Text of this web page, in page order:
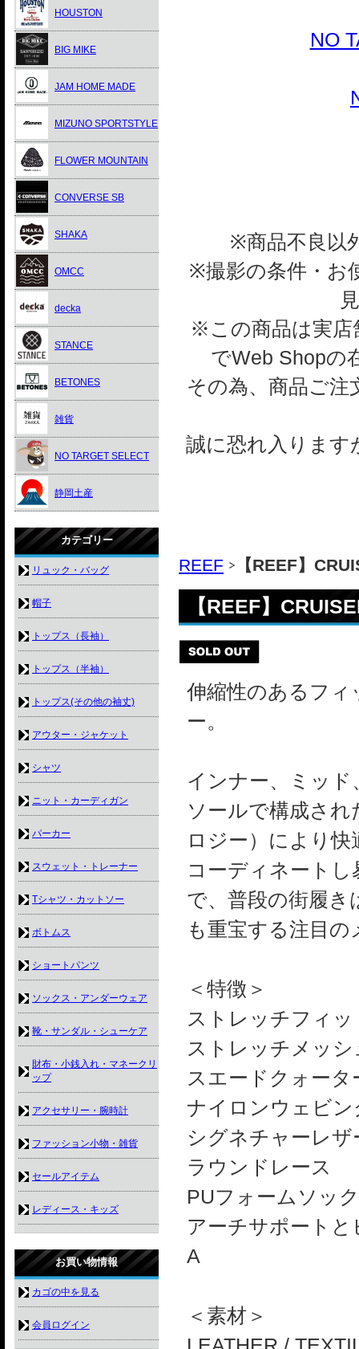
NO
※商品不良以
※撮影の条件・お
※この商品は実店
でWeb Shopの
その為、商品ご
誠に恐れ入ります
REEF 【REEF】
【REEF】
伸縮性のあるフィ
ー。
インナー、ミッ
ソールで構成さ
ロジー）により
コーディネート
で、普段の街履
も重宝する注目
＜特徴＞
ストレッチフィッ
ストレッチメッ
スエードクォー
ナイロンウェビ
シグネチャーレザ
ラウンドレース
PUフォームソッ
アーチサポート
A
＜素材＞
HOUSTON
BIG MIKE
JAM HOME MADE
MIZUNO SPORTSTYLE
FLOWER MOUNTAIN
CONVERSE SB
SHAKA
OMCC
decka
STANCE
BETONES
雑貨
NO TARGET SELECT
静岡土産
カテゴリー
リュック・バッグ
帽子
トップス（長袖）
トップス（半袖）
トップス(その他の袖丈)
アウター・ジャケット
シャツ
ニット・カーディガン
パーカー
スウェット・トレーナー
Tシャツ・カットソー
ボトムス
ショートパンツ
ソックス・アンダーウェア
靴・サンダル・シューケア
財布・小銭入れ・マネークリ
ップ
アクセサリー・腕時計
ファッション小物・雑貨
セールアイテム
レディース・キッズ
お買い物情報
カゴの中を見る
会員ログイン